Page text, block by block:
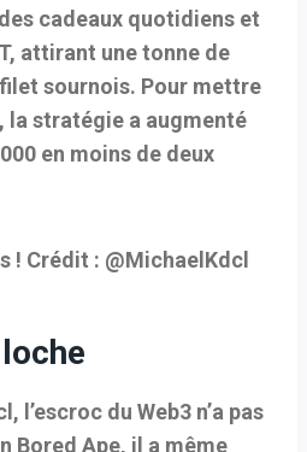
cadeaux quotidiens et
attirant une tonne de
sournois. Pour mettre
la stratégie a augmenté
en moins de deux
! Crédit : @MichaelKdcl
l’escroc du Web3 n’a pas
Bored Ape, il a même